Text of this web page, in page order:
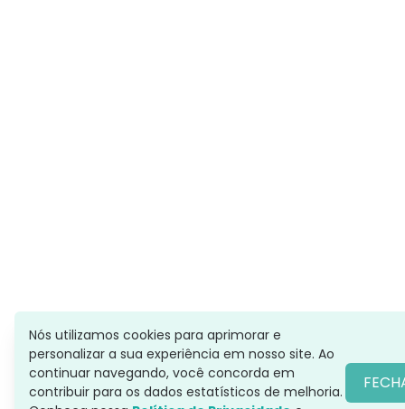
Nós utilizamos cookies para aprimorar e
personalizar a sua experiência em nosso site. Ao
continuar navegando, você concorda em
contribuir para os dados estatísticos de melhoria.